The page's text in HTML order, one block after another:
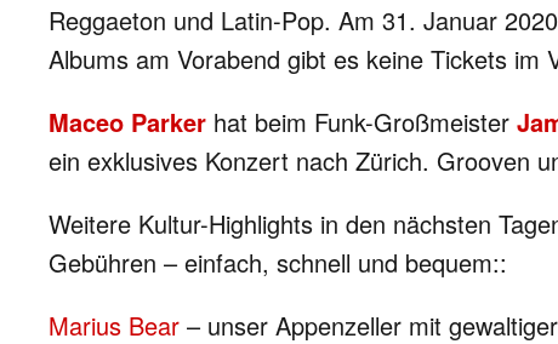
Reggaeton und Latin-Pop. Am 31. Januar
Albums am Vorabend gibt es keine Tickets im
Maceo Parker hat beim Funk-Großmeister
ein exklusives Konzert nach Zürich. Grooven
Weitere Kultur-Highlights in den nächsten
Gebühren – einfach, schnell und bequem::
Marius Bear – unser Appenzeller mit